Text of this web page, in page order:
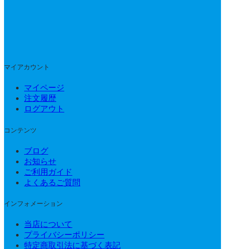
マイアカウント
マイページ
注文履歴
ログアウト
コンテンツ
ブログ
お知らせ
ご利用ガイド
よくあるご質問
インフォメーション
当店について
プライバシーポリシー
特定商取引法に基づく表記